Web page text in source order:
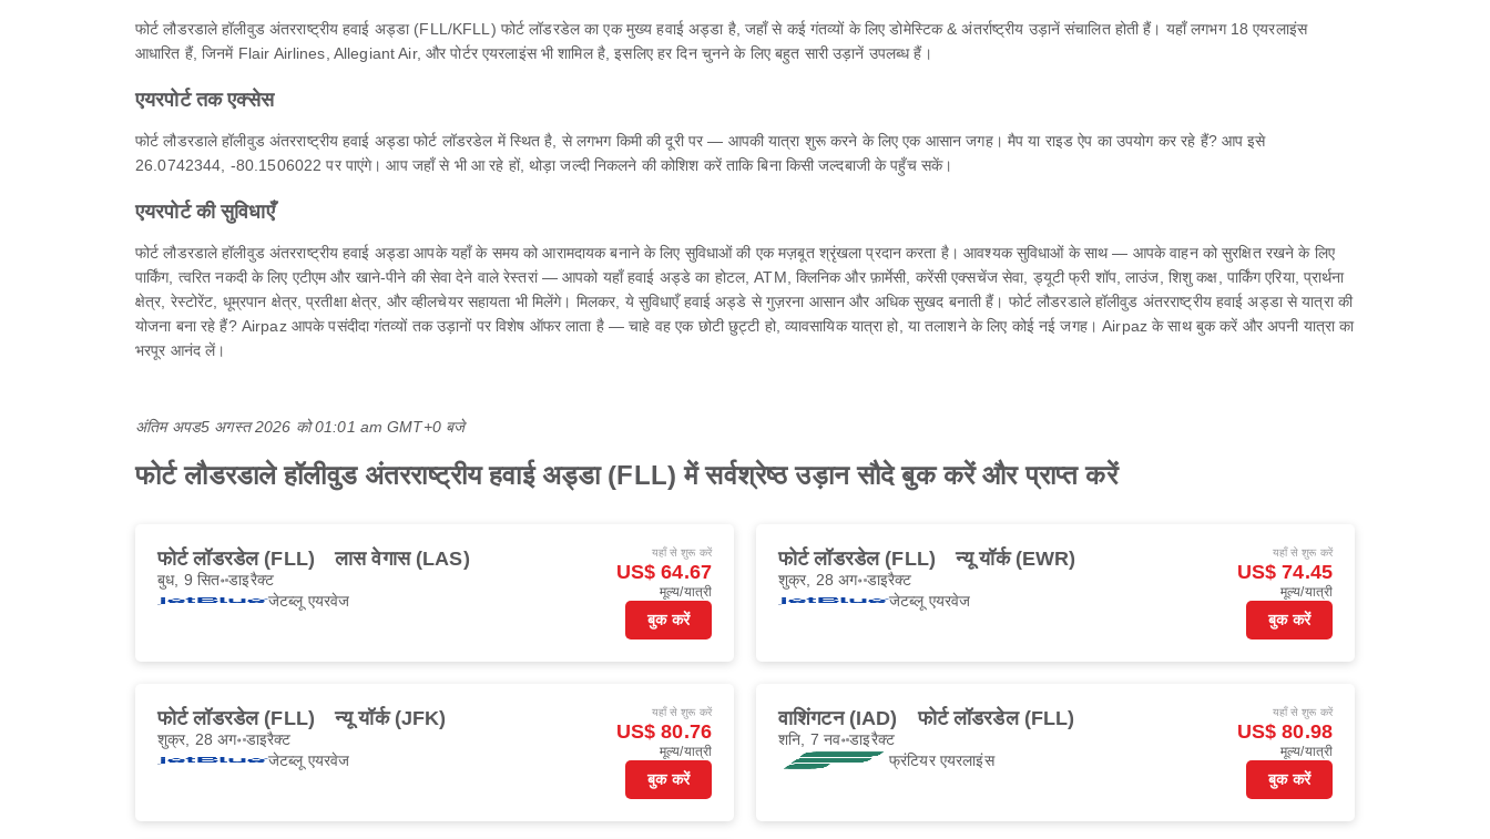
फोर्ट लौडरडाले हॉलीवुड अंतरराष्ट्रीय हवाई अड्डा (FLL/KFLL) फोर्ट लॉडरडेल का एक मुख्य हवाई अड्डा है, जहाँ से कई गंतव्यों के लिए डोमेस्टिक & अंतर्राष्ट्रीय उड़ानें संचालित होती हैं। यहाँ लगभग 18 एयरलाइंस
आधारित हैं, जिनमें Flair Airlines, Allegiant Air, और पोर्टर एयरलाइंस भी शामिल है, इसलिए हर दिन चुनने के लिए बहुत सारी उड़ानें उपलब्ध हैं।
एयरपोर्ट तक एक्सेस
फोर्ट लौडरडाले हॉलीवुड अंतरराष्ट्रीय हवाई अड्डा फोर्ट लॉडरडेल में स्थित है, से लगभग किमी की दूरी पर — आपकी यात्रा शुरू करने के लिए एक आसान जगह। मैप या राइड ऐप का उपयोग कर रहे हैं? आप इसे
26.0742344, -80.1506022 पर पाएंगे। आप जहाँ से भी आ रहे हों, थोड़ा जल्दी निकलने की कोशिश करें ताकि बिना किसी जल्दबाजी के पहुँच सकें।
एयरपोर्ट की सुविधाएँ
फोर्ट लौडरडाले हॉलीवुड अंतरराष्ट्रीय हवाई अड्डा आपके यहाँ के समय को आरामदायक बनाने के लिए सुविधाओं की एक मज़बूत श्रृंखला प्रदान करता है। आवश्यक सुविधाओं के साथ — आपके वाहन को सुरक्षित रखने के लिए
पार्किंग, त्वरित नकदी के लिए एटीएम और खाने-पीने की सेवा देने वाले रेस्तरां — आपको यहाँ हवाई अड्डे का होटल, ATM, क्लिनिक और फ़ार्मेसी, करेंसी एक्सचेंज सेवा, ड्यूटी फ्री शॉप, लाउंज, शिशु कक्ष, पार्किंग एरिया, प्रार्थना
क्षेत्र, रेस्टोरेंट, धूम्रपान क्षेत्र, प्रतीक्षा क्षेत्र, और व्हीलचेयर सहायता भी मिलेंगे। मिलकर, ये सुविधाएँ हवाई अड्डे से गुज़रना आसान और अधिक सुखद बनाती हैं। फोर्ट लौडरडाले हॉलीवुड अंतरराष्ट्रीय हवाई अड्डा से यात्रा की
योजना बना रहे हैं? Airpaz आपके पसंदीदा गंतव्यों तक उड़ानों पर विशेष ऑफर लाता है — चाहे वह एक छोटी छुट्टी हो, व्यावसायिक यात्रा हो, या तलाशने के लिए कोई नई जगह। Airpaz के साथ बुक करें और अपनी यात्रा का
भरपूर आनंद लें।
अंतिम अपड5 अगस्त 2026 को 01:01 am GMT+0 बजे
फोर्ट लौडरडाले हॉलीवुड अंतरराष्ट्रीय हवाई अड्डा (FLL) में सर्वश्रेष्ठ उड़ान सौदे बुक करें और प्राप्त करें
फोर्ट लॉडरडेल (FLL) लास वेगास (LAS)
बुध, 9 सित॰डाइरैक्ट
जेटब्लू एयरवेज
यहाँ से शुरू करें
US$ 64.67
मूल्य/यात्री
बुक करें
फोर्ट लॉडरडेल (FLL) न्यू यॉर्क (EWR)
शुक्र, 28 अग॰ डाइरैक्ट
जेटब्लू एयरवेज
यहाँ से शुरू करें
US$ 74.45
मूल्य/यात्री
बुक करें
फोर्ट लॉडरडेल (FLL) न्यू यॉर्क (JFK)
शुक्र, 28 अग॰ डाइरैक्ट
जेटब्लू एयरवेज
यहाँ से शुरू करें
US$ 80.76
मूल्य/यात्री
बुक करें
वाशिंगटन (IAD) फोर्ट लॉडरडेल (FLL)
शनि, 7 नव॰डाइरैक्ट
फ्रंटियर एयरलाइंस
यहाँ से शुरू करें
US$ 80.98
मूल्य/यात्री
बुक करें